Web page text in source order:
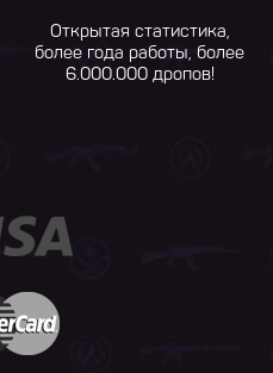
Открытая статистика,
более года работы, более
6.000.000 дропов!